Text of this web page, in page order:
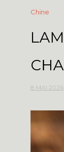
Chine
8 MAI 2026